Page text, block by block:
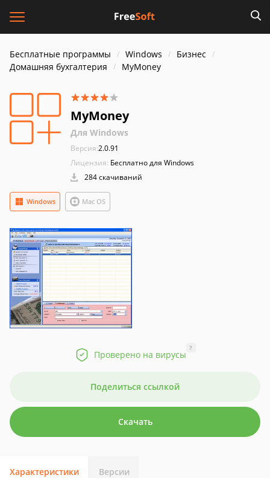
Бесплатные программы Windows
Бизнес
Домашняя бухгалтерия
MyMoney
MyMoney
Для Windows
Версия:2.0.91
Лицензия: Бесплатно для Windows
284 скачиваний
Mac OS
Windows
Проверено на вирусы
?
Поделиться ссылкой
Скачать
Характеристики Версии